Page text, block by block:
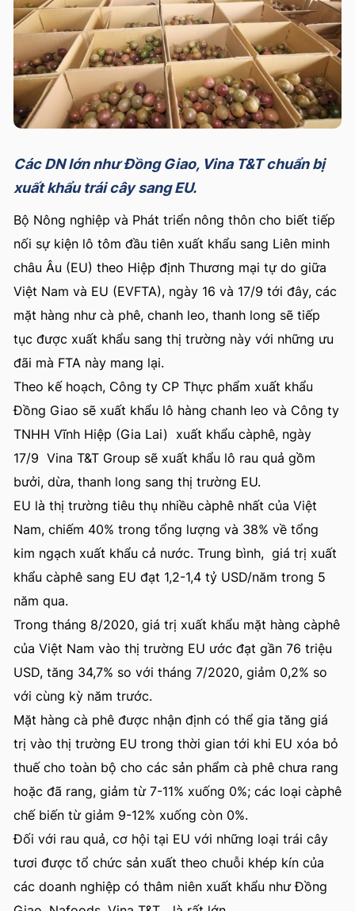
Các DN lớn như Đồng Giao, Vina T&T chuẩn bị
xuất khẩu trái cây sang EU.
Bộ Nông nghiệp và Phát triển nông thôn cho biết tiếp
nối sự kiện lô tôm đầu tiên xuất khẩu sang Liên minh
châu Âu (EU) theo Hiệp định Thương mại tự do giữa
Việt Nam và EU (EVFTA), ngày 16 và 17/9 tới đây, các
mặt hàng như cà phê, chanh leo, thanh long sẽ tiếp
tục được xuất khẩu sang thị trường này với những ưu
đãi mà FTA này mang lại.
Theo kế hoạch, Công ty CP Thực phẩm xuất khẩu
Đồng Giao sẽ xuất khẩu lô hàng chanh leo và Công ty
TNHH Vĩnh Hiệp (Gia Lai) xuất khẩu càphê, ngày
17/9 Vina T&T Group sẽ xuất khẩu lô rau quả gồm
bưởi, dừa, thanh long sang thị trường EU.
EU là thị trường tiêu thụ nhiều càphê nhất của Việt
Nam, chiếm 40% trong tổng lượng và 38% về tổng
kim ngạch xuất khẩu cả nước. Trung bình, giá trị xuất
khẩu càphê sang EU đạt 1,2-1,4 tỷ USD/năm trong 5
năm qua.
Trong tháng 8/2020, giá trị xuất khẩu mặt hàng càphê
của Việt Nam vào thị trường EU ước đạt gần 76 triệu
USD, tăng 34,7% so với tháng 7/2020, giảm 0,2% so
với cùng kỳ năm trước.
Mặt hàng cà phê được nhận định có thể gia tăng giá
trị vào thị trường EU trong thời gian tới khi EU xóa bỏ
thuế cho toàn bộ cho các sản phẩm cà phê chưa rang
hoặc đã rang, giảm từ 7-11% xuống 0%; các loại càphê
chế biến từ giảm 9-12% xuống còn 0%.
Đối với rau quả, cơ hội tại EU với những loại trái cây
tươi được tổ chức sản xuất theo chuỗi khép kín của
các doanh nghiệp có thâm niên xuất khẩu như Đồng